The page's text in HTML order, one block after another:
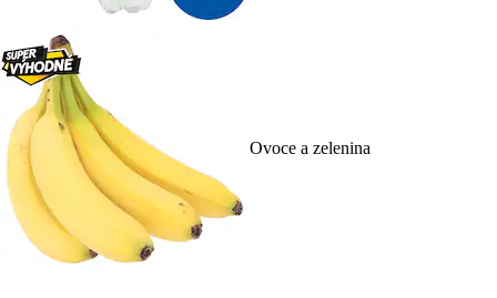
Ovoce a zelenina